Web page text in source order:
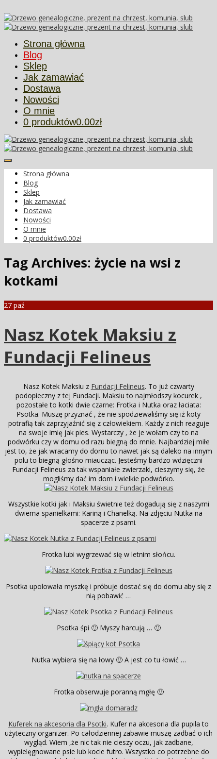
Strona główna
Blog
Sklep
Jak zamawiać
Dostawa
Nowości
O mnie
0 produktów0.00zł
Strona główna
Blog
Sklep
Jak zamawiać
Dostawa
Nowości
O mnie
0 produktów0.00zł
Tag Archives: życie na wsi z
kotkami
27 paź
Nasz Kotek Maksiu z
Fundacji Felineus
Nasz Kotek Maksiu z Fundacji Felineus. To już czwarty
podopieczny z tej Fundacji. Maksiu to najmłodszy kocurek ,
pozostałe to kotki dwie czarne: Frotka i Nutka oraz łaciata:
Psotka. Muszę przyznać , że nie spodziewaliśmy się iż koty
potrafią tak zaprzyjaźnić się z człowiekiem. Każdy z nich reaguje
na swoje imię jak pies. Wystarczy , że je wołam czy to na
podwórku czy w domu od razu biegną do mnie. Najbardziej miłe
jest to, że jak wracamy do domu to nawet jak są daleko na innym
polu to biegną głośno miaucząc. Jesteśmy bardzo wdzięczni
Fundacji Felineus za tak wspaniałe zwierzaki, cieszymy się, że
mogliśmy dać im dom i wielkie podwórko.
Wszystkie kotki jak i Maksiu świetnie też dogadują się z naszymi
dwiema spanielkami: Kariną i Chanelką. Na zdjęciu Nutka na
spacerze z psami.
Frotka lubi wygrzewać się w letnim słońcu.
Psotka upolowała myszkę i próbuje dostać się do domu aby się z
nią pobawić …
Psotka śpi 🙂 Myszy harcują … 🙂
Nutka wybiera się na łowy 🙂 A jest co tu łowić …
Frotka obserwuje poranną mgłę 🙂
Kuferek na akcesoria dla Psotki. Kufer na akcesoria dla pupila to
użyteczny organizer. Po całodziennej zabawie muszę zadbać o ich
wygląd. Wiem ,że nic tak nie cieszy oczu, jak zadbane,
wypielęgnowane psie lub kocie futro. Wszystko co potrzebne do